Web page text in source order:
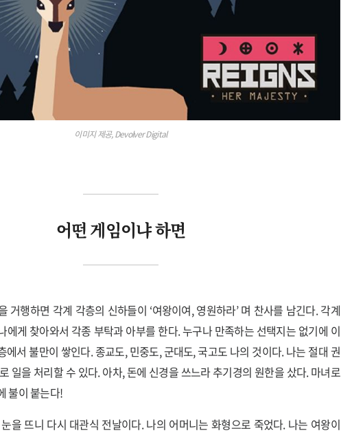
이미지 제공, Devolver Digital
어떤 게임이냐 하면
거행하면 각계 각층의 신하들이 ‘여왕이여, 영원하라’ 며 찬사를 남긴다. 각계
에게 찾아와서 각종 부탁과 아부를 한다. 누구나 만족하는 선택지는 없기에 이
에서 불만이 쌓인다. 종교도, 민중도, 군대도, 국고도 나의 것이다. 나는 절대 권
일을 처리할 수 있다. 아차, 돈에 신경을 쓰느라 추기경의 원한을 샀다. 마녀로
불이 붙는다!
을 뜨니 다시 대관식 전날이다. 나의 어머니는 화형으로 죽었다. 나는 여왕이